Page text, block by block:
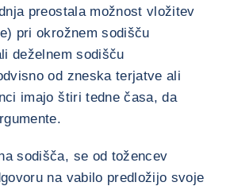
preostala možnost vložitev
pri okrožnem sodišču
deželnem sodišču
od zneska terjatve ali
imajo štiri tedne časa, da
sodišča, se od tožencev
na vabilo predložijo svoje